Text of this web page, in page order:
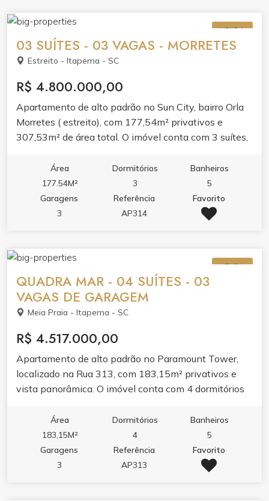
academia, salão de festas, espaço gourmet, sala de
jogos e brinquedoteca. Tudo para transformar sua
rotina em experiência.
VENDA
03 SUÍTES - 03 VAGAS - MORRETES
Estreito - Itapema - SC
R$ 4.800.000,00
Apartamento de alto padrão no Sun City, bairro Orla
Morretes ( estreito), com 177,54m² privativos e
307,53m² de área total. O imóvel conta com 3 suítes,
layout valoriza o conforto com living amplo, banheira
hidromassagem e acabamento pensado para o dia a
dia. Espaço ideal para quem busca morar com
tranquilidade em um dos bairros que mais cresce em
hidromassagem na piscina, sauna, academia, sala de
jogos, salão de festas, bar e espaço gourmet.
Área
177.54M²
Dormitórios
3
Banheiros
5
Garagens
3
Referência
AP314
Favorito
VENDA
QUADRA MAR - 04 SUÍTES - 03
VAGAS DE GARAGEM
Meia Praia - Itapema - SC
R$ 4.517.000,00
Apartamento de alto padrão no Paramount Tower,
localizado na Rua 313, com 183,15m² privativos e
vista panorâmica. O imóvel conta com 4 dormitórios
269,5m² de área total. O apartamento entrega living
amplo com acabamento em gesso, sacada com
churrasqueira e vista panorâmica, integrando lazer e
conforto. Acabamento de qualidade valoriza cada
Área
183,15M²
Dormitórios
4
Banheiros
5
Garagens
3
Referência
AP313
Favorito